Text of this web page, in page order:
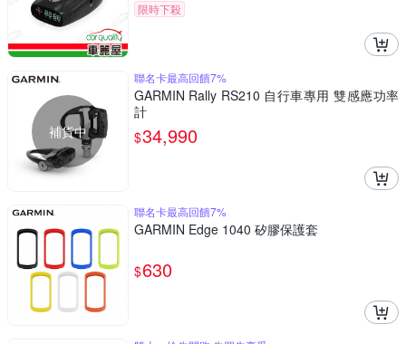
限時下殺
補貨中
聯名卡最高回饋7%
GARMIN Rally RS210 自行車專用 雙感應功率
計
$34,990
聯名卡最高回饋7%
GARMIN Edge 1040 矽膠保護套
$630